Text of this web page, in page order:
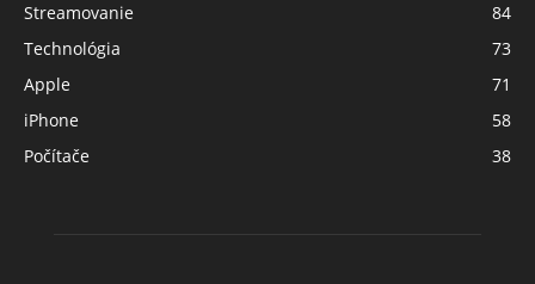
Streamovanie
84
Technológia
73
Apple
71
iPhone
58
Počítače
38